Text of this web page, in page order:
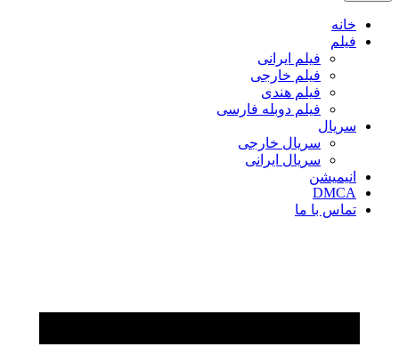
خانه
فیلم‌
فیلم ایرانی
فیلم خارجی
فیلم هندی
فیلم دوبله فارسی
سریال‌
سریال خارجی
سریال ایرانی
انیمیشن
DMCA
تماس با ما